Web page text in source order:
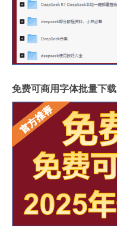
免费可商用字体批量下载